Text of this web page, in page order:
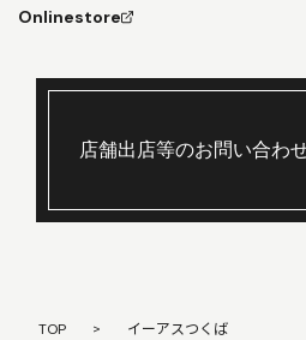
Onlinestore
店舗出店等のお問い合わ
TOP > イーアスつくば